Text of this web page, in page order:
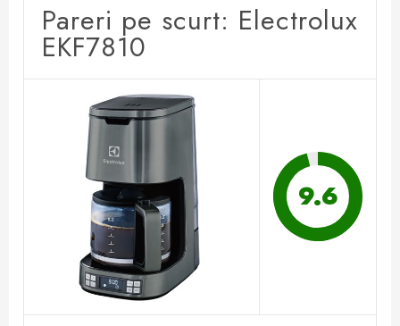
Pareri pe scurt: Electrolux
EKF7810
9.6